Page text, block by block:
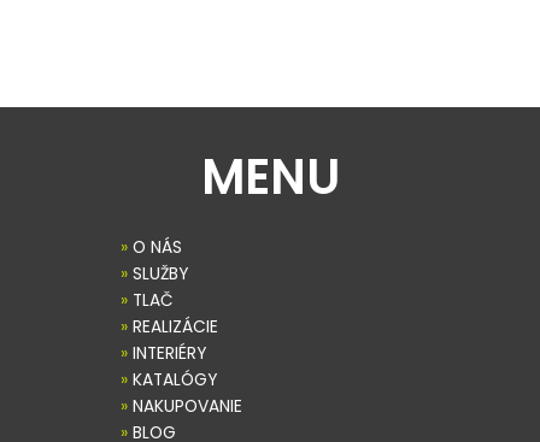
MENU
» O NÁS
» SLUŽBY
» TLAČ
» REALIZÁCIE
» INTERIÉRY
» KATALÓGY
» NAKUPOVANIE
» BLOG